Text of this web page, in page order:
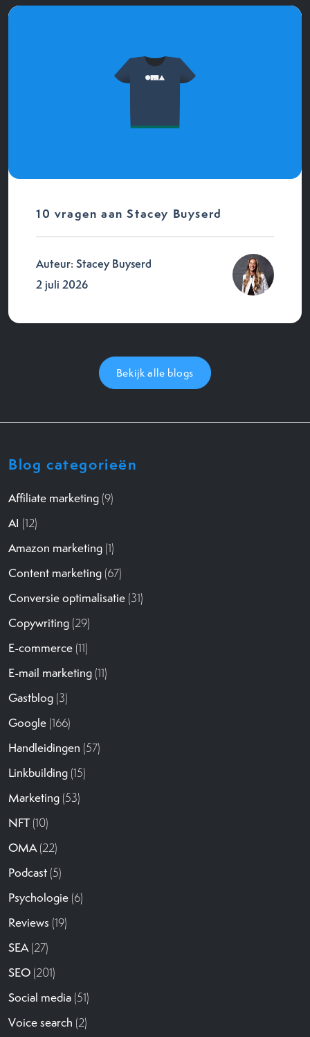
10 vragen aan Stacey Buyserd
Auteur: Stacey Buyserd
2 juli 2026
Bekijk alle blogs
Blog categorieën
Affiliate marketing (9)
AI (12)
Amazon marketing (1)
Content marketing (67)
Conversie optimalisatie (31)
Copywriting (29)
E-commerce (11)
E-mail marketing (11)
Gastblog (3)
Google (166)
Handleidingen (57)
Linkbuilding (15)
Marketing (53)
NFT (10)
OMA(22)
Podcast (5)
Psychologie (6)
Reviews (19)
SEA(27)
SEO (201)
Social media (51)
Voice search (2)